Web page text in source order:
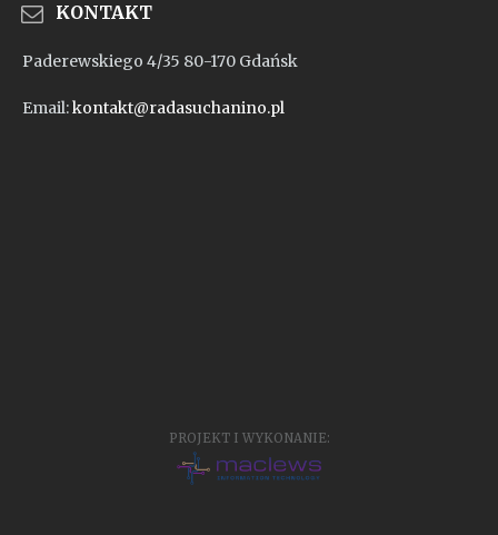
KONTAKT
Paderewskiego 4/35 80-170 Gdańsk
Email:kontakt@radasuchanino.pl
PROJEKT I WYKONANIE: